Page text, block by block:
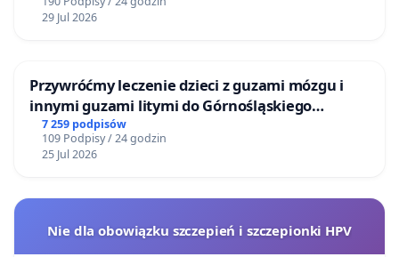
szczególnie nowym wariantem Delta.
przez nasz rząd w szeroko zakrojonym
Narodowym Programie Szczepień. Jesteśmy
poddawani nieustannej presji, a czasem wręcz
nieznanych do końca konsekwencjach, za to o
29 Jul 2026
Przywróćmy leczenie dzieci z guzami mózgu i
innymi guzami litymi do Górnośląskiego
Centrum Zdrowia Dziecka w Katowicach
7 259 podpisów
109 Podpisy / 24 godzin
25 Jul 2026
Nie dla obowiązku szczepień i szczepionki HPV